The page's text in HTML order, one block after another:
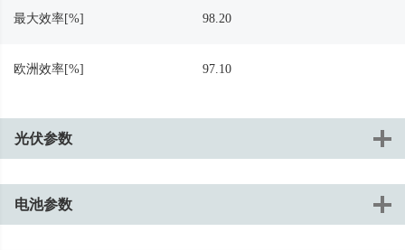
最大效率[%] 98.20
欧洲效率[%] 97.10
光伏参数
电池参数